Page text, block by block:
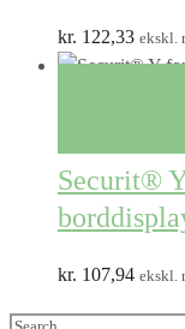
kr. 122,33 ekskl.
Securit®
kr. 107,94 ekskl.
Search